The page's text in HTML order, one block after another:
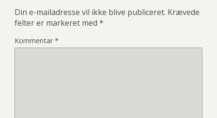
Din e-mailadresse vil ikke blive publiceret. Krævede
felter er markeret med *
Kommentar*